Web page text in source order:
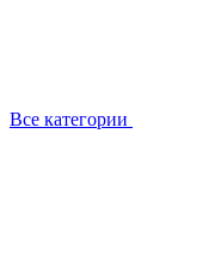
Все категории